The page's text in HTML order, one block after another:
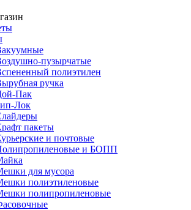
пузырчатые
полиэтилен
ручка
Пак
Лок
пакеты
и почтовые
и БОПП
для мусора
полиэтиленовые
полипропиленовые